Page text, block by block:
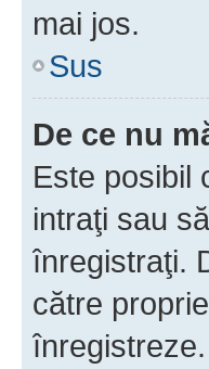
mai jos.
Sus
De ce nu
Este posibil
intraţi sau
înregistraţi.
către